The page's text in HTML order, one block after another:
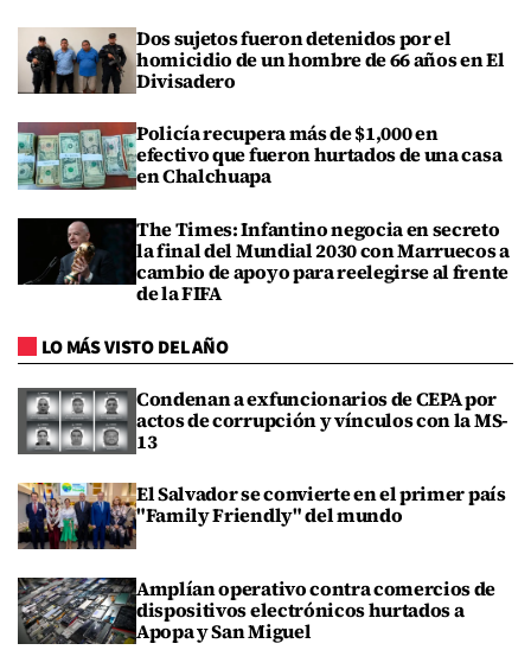
Dos sujetos fueron detenidos por el
homicidio de un hombre de 66 años en El
Divisadero
Policía recupera más de $1,000 en
efectivo que fueron hurtados de una casa
en Chalchuapa
The Times: Infantino negocia en secreto
la final del Mundial 2030 con Marruecos a
cambio de apoyo para reelegirse al frente
de la FIFA
LO MÁS VISTO DEL AÑO
Condenan a exfuncionarios de CEPA por
actos de corrupción y vínculos con la MS-
13
El Salvador se convierte en el primer país
"Family Friendly" del mundo
Amplían operativo contra comercios de
dispositivos electrónicos hurtados a
Apopa y San Miguel